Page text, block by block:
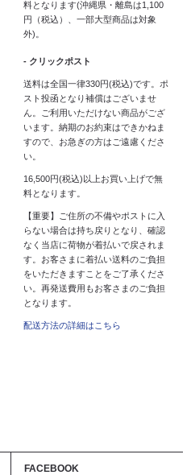
料となります(沖縄県・離島は1,100
円（税込）、一部大型商品は対象
外)。
- クリックポスト
送料は全国一律330円(税込)です。ポ
スト投函となり補償はございませ
ん。ご利用いただけない商品がござ
います。納期のお約束はできかねま
すので、お急ぎの方はご遠慮くださ
い。
16,500円(税込)以上お買い上げで無
料となります。
【重要】ご住所の不備やポストに入
らない場合は持ち戻りとなり、確認
なく当店に荷物が着払いで戻されま
す。お客さまに着払い送料のご負担
をいただきますことをご了承くださ
い。再発送費用もお客さまのご負担
となります。
配送方法の詳細はこちら
FACEBOOK